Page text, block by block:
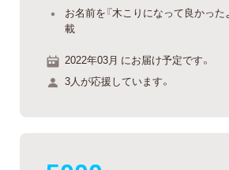
お名前を『木こりになって良かった
載
2022年03月 にお届け予定です。
3人が応援しています。